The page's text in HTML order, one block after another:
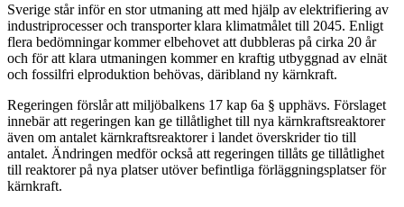
Sverige står inför en stor utmaning att med hjälp av elektrifiering av
industriprocesser och transporter klara klimatmålet till 2045. Enligt
flera bedömningar kommer elbehovet att dubbleras på cirka 20 år
och för att klara utmaningen kommer en kraftig utbyggnad av elnät
och fossilfri elproduktion behövas, däribland ny kärnkraft.
Regeringen förslår att miljöbalkens 17 kap 6a § upphävs. Förslaget
innebär att regeringen kan ge tillåtlighet till nya kärnkraftsreaktorer
även om antalet kärnkraftsreaktorer i landet överskrider tio till
antalet. Ändringen medför också att regeringen tillåts ge tillåtlighet
till reaktorer på nya platser utöver befintliga förläggningsplatser för
kärnkraft.